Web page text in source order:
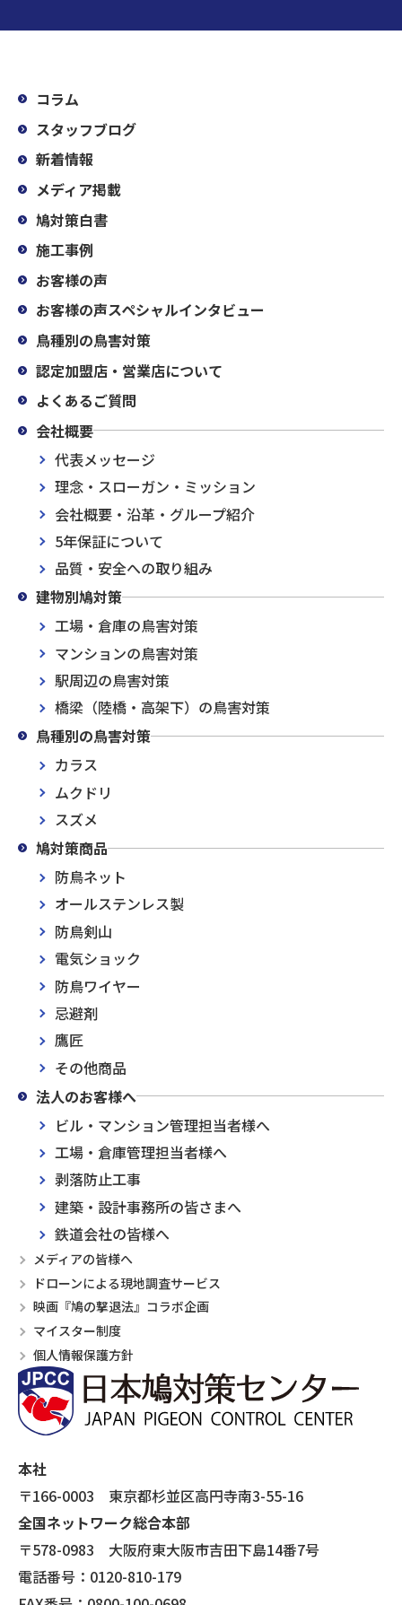
本社
〒166-0003 東京都杉並区高円寺南3-55-16
全国ネットワーク総合本部
〒578-0983 大阪府東大阪市吉田下島14番7号
電話番号：0120-810-179
コラム
スタッフブログ
新着情報
メディア掲載
鳩対策白書
施工事例
お客様の声
お客様の声スペシャルインタビュー
鳥種別の鳥害対策
認定加盟店・営業店について
よくあるご質問
会社概要
代表メッセージ
理念・スローガン・ミッション
会社概要・沿革・グループ紹介
5年保証について
品質・安全への取り組み
建物別鳩対策
工場・倉庫の鳥害対策
マンションの鳥害対策
駅周辺の鳥害対策
橋梁（陸橋・高架下）の鳥害対策
鳥種別の鳥害対策
カラス
ムクドリ
スズメ
鳩対策商品
防鳥ネット
オールステンレス製
防鳥剣山
電気ショック
防鳥ワイヤー
忌避剤
鷹匠
その他商品
法人のお客様へ
ビル・マンション管理担当者様へ
工場・倉庫管理担当者様へ
剥落防止工事
建築・設計事務所の皆さまへ
鉄道会社の皆様へ
メディアの皆様へ
ドローンによる現地調査サービス
映画『鳩の撃退法』コラボ企画
マイスター制度
個人情報保護方針